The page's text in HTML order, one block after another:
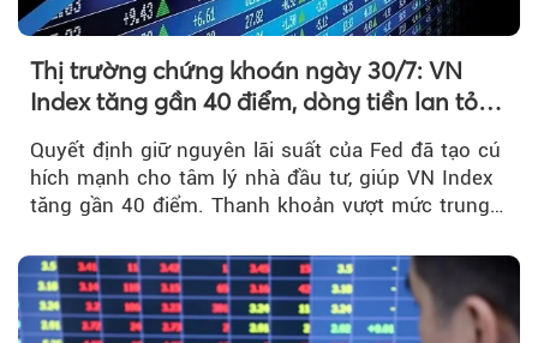
Thị trường chứng khoán ngày 30/7: VN
Index tăng gần 40 điểm, dòng tiền lan tỏa
mạnh sau tín hiệu tích cực từ Fed
Quyết định giữ nguyên lãi suất của Fed đã tạo cú
hích mạnh cho tâm lý nhà đầu tư, giúp VN Index
tăng gần 40 điểm. Thanh khoản vượt mức trung